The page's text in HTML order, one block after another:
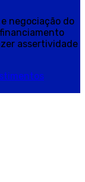
negociação do
assertividade